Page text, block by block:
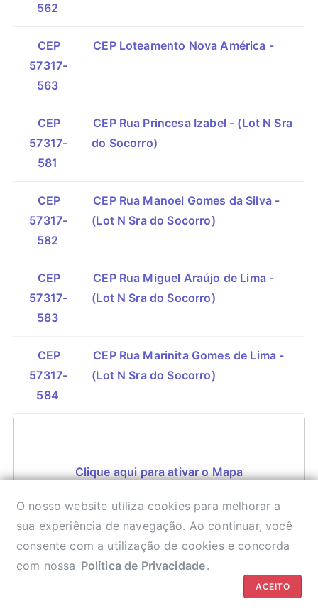
562
CEP
57317-
563
CEP Loteamento Nova América -
CEP
57317-
581
CEP Rua Princesa Izabel - (Lot N Sra
do Socorro)
CEP
57317-
582
CEP Rua Manoel Gomes da Silva -
(Lot N Sra do Socorro)
CEP
57317-
583
CEP Rua Miguel Araújo de Lima -
(Lot N Sra do Socorro)
CEP
57317-
584
CEP Rua Marinita Gomes de Lima -
(Lot N Sra do Socorro)
Clique aqui para ativar o Mapa
Política de privacidade
O nosso website utiliza cookies para melhorar a
sua experiência de navegação. Ao continuar, você
consente com a utilização de cookies e concorda
com nossa Política de Privacidade.
ACEITO